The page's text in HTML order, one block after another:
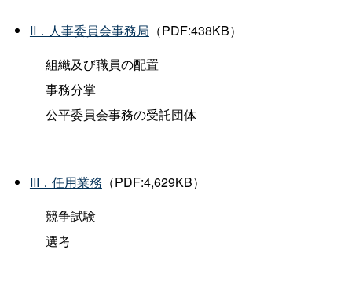
II．人事委員会事務局 （PDF:438KB）
組織及び職員の配置
事務分掌
公平委員会事務の受託団体
III．任用業務 （PDF:4,629KB）
競争試験
選考